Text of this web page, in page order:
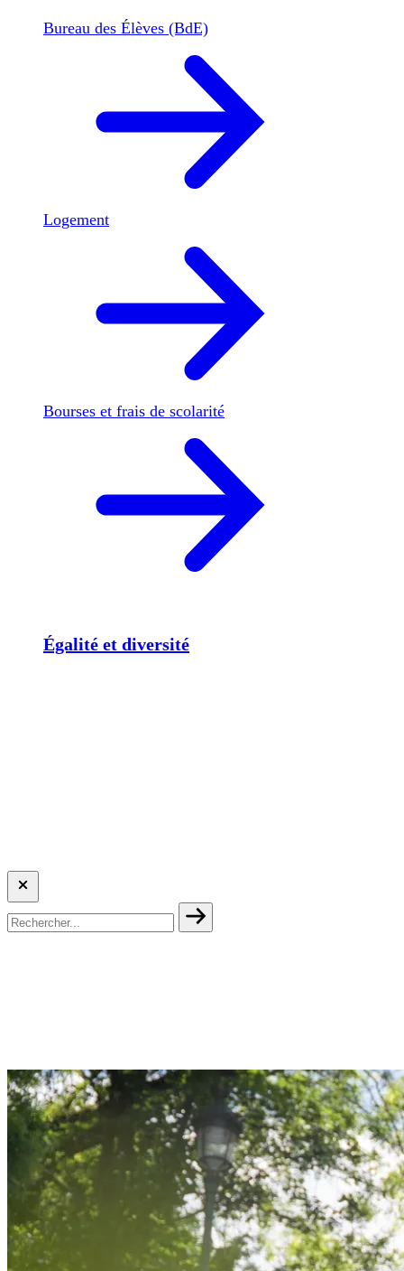
Bureau des Élèves (BdE)
Logement
Bourses et frais de scolarité
Égalité et diversité